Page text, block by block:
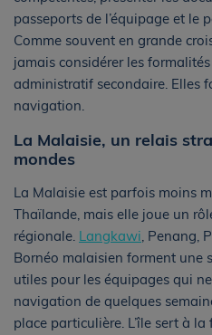
passeports de l’équipage et le
Comme souvent en grande
jamais considérer les
administratif secondaire. Elles
navigation.
La Malaisie, un relais
mondes
La Malaisie est parfois moins
Thaïlande, mais elle joue un
régionale. Langkawi, Penang,
Bornéo malaisien forment une
utiles pour les équipages qui
navigation de quelques
place particulière. L’île sert à